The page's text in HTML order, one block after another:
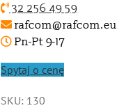
32 256 49 59
rafcom@rafcom.eu
Pn-Pt 9-17
Spytaj o cenę
SKU: 130